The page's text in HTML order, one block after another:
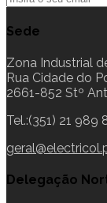
Sede
Zona Industrial
Rua Cidade do
2661-852 Stº
Tel.:(351) 21 989
Delegação